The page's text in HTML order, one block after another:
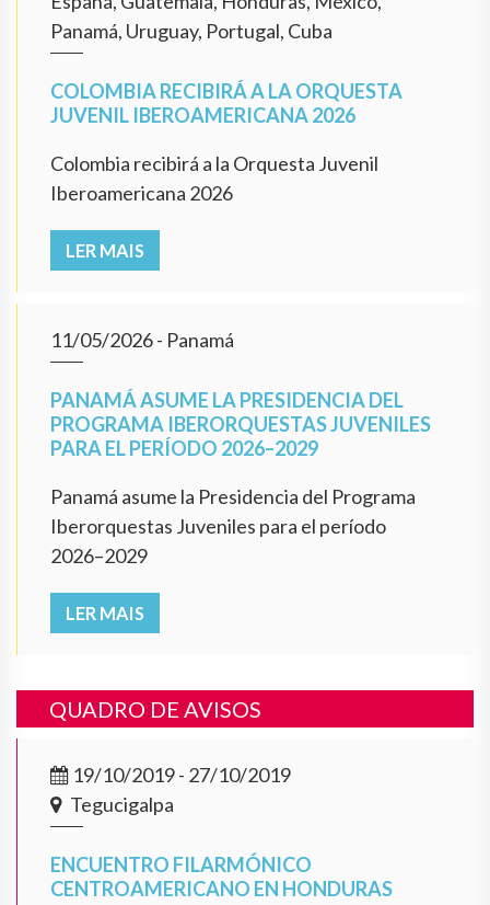
Panamá, Uruguay, Portugal, Cuba
COLOMBIA RECIBIRÁ A LA ORQUESTA
JUVENIL IBEROAMERICANA 2026
Colombia recibirá a la Orquesta Juvenil
Iberoamericana 2026
LER MAIS
11/05/2026- Panamá
PANAMÁ ASUME LA PRESIDENCIA DEL
PROGRAMA IBERORQUESTAS JUVENILES
PARA EL PERÍODO 2026–2029
Panamá asume la Presidencia del Programa
Iberorquestas Juveniles para el período
2026–2029
LER MAIS
QUADRO DE AVISOS
19/10/2019 - 27/10/2019
Tegucigalpa
ENCUENTRO FILARMÓNICO
CENTROAMERICANO EN HONDURAS